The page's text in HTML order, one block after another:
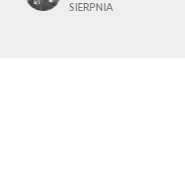
SIERPNIA